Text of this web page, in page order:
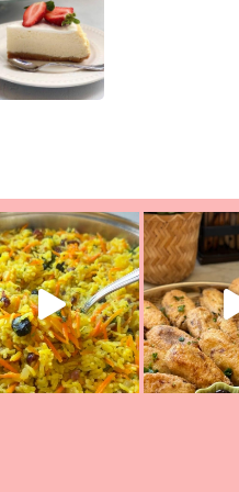
קודשלמתכון
ולמה היא נקראת ככה?